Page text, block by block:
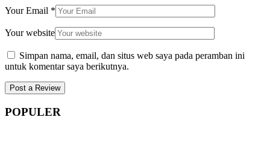
Your Email *
Your website
Simpan nama, email, dan situs web saya pada peramban ini
untuk komentar saya berikutnya.
POPULER